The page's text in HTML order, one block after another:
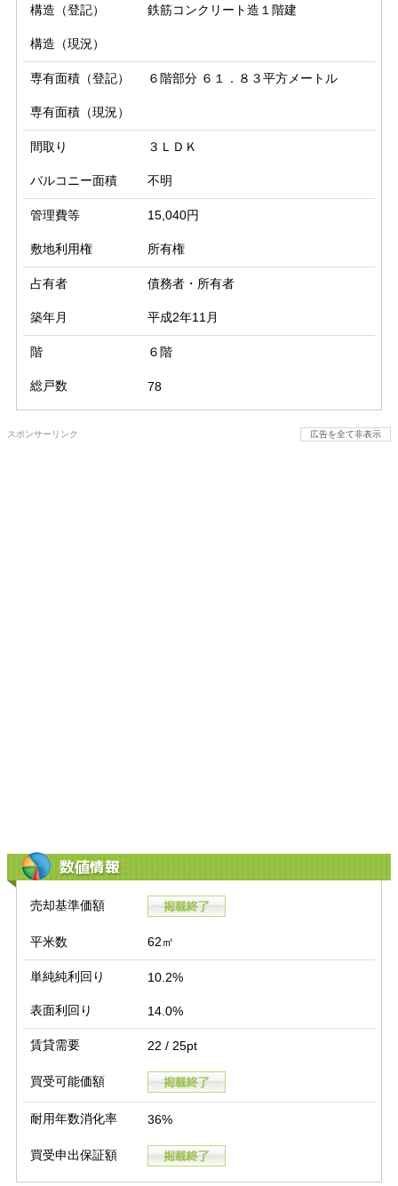
構造（登記） 鉄筋コンクリート造１階建
構造（現況）
専有面積（登記） ６階部分 ６１．８３平方メートル
専有面積（現況）
間取り ３ＬＤＫ
バルコニー面積 不明
管理費等 15,040円
敷地利用権 所有権
占有者 債務者・所有者
築年月 平成2年11月
階 ６階
総戸数 78
スポンサーリンク 広告を全て非表示
数値情報
売却基準価額
平米数 62㎡
単純純利回り 10.2%
表面利回り 14.0%
賃貸需要 22 / 25pt
買受可能価額
耐用年数消化率 36%
買受申出保証額